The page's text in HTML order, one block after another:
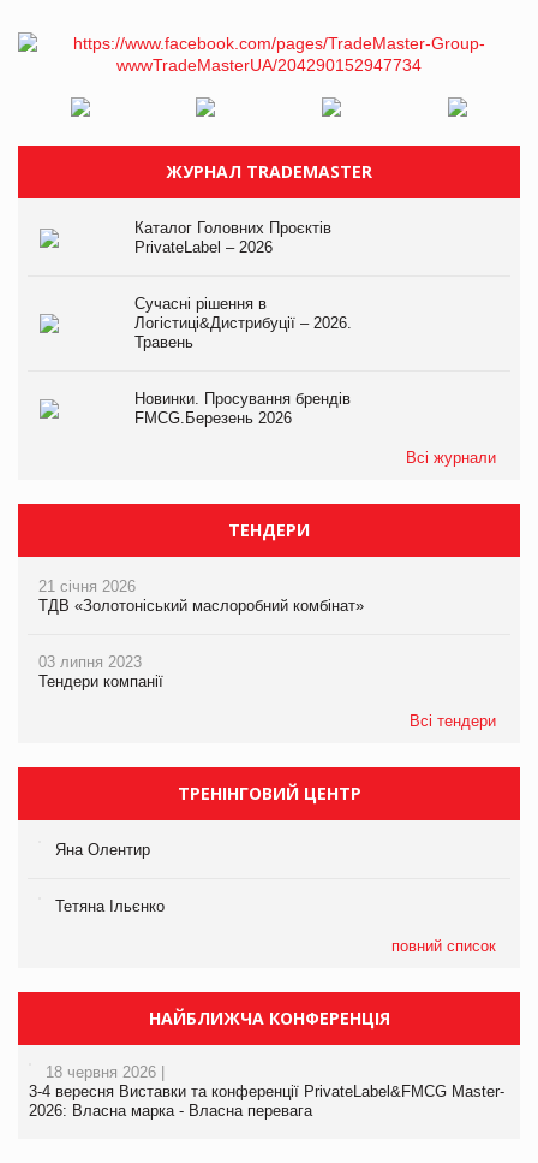
ЖУРНАЛ TRADEMASTER
Каталог Головних Проєктів
PrivateLabel – 2026
Сучасні рішення в
Логістиці&Дистрибуції – 2026.
Травень
Новинки. Просування брендів
FMCG.Березень 2026
Всі журнали
ТЕНДЕРИ
21 січня 2026
ТДВ «Золотоніський маслоробний комбінат»
03 липня 2023
Тендери компанії
Всі тендери
ТРЕНІНГОВИЙ ЦЕНТР
Яна Олентир
Тетяна Ільєнко
повний список
НАЙБЛИЖЧА КОНФЕРЕНЦІЯ
18 червня 2026 |
3-4 вересня Виставки та конференції PrivateLabel&FMCG Master-
2026: Власна марка - Власна перевага